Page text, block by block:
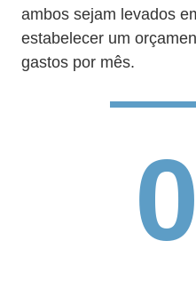
ambos sejam levados
estabelecer um
gastos por mês.